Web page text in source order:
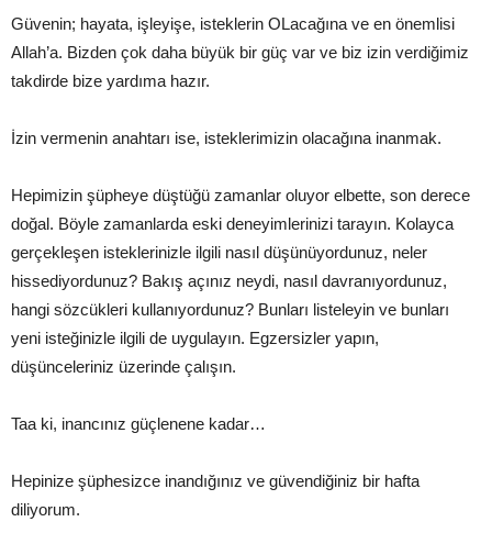
Güvenin; hayata, işleyişe, isteklerin OLacağına ve en önemlisi
Allah’a. Bizden çok daha büyük bir güç var ve biz izin verdiğimiz
takdirde bize yardıma hazır.
İzin vermenin anahtarı ise, isteklerimizin olacağına inanmak.
Hepimizin şüpheye düştüğü zamanlar oluyor elbette, son derece
doğal. Böyle zamanlarda eski deneyimlerinizi tarayın. Kolayca
gerçekleşen isteklerinizle ilgili nasıl düşünüyordunuz, neler
hissediyordunuz? Bakış açınız neydi, nasıl davranıyordunuz,
hangi sözcükleri kullanıyordunuz? Bunları listeleyin ve bunları
yeni isteğinizle ilgili de uygulayın. Egzersizler yapın,
düşünceleriniz üzerinde çalışın.
Taa ki, inancınız güçlenene kadar…
Hepinize şüphesizce inandığınız ve güvendiğiniz bir hafta
diliyorum.